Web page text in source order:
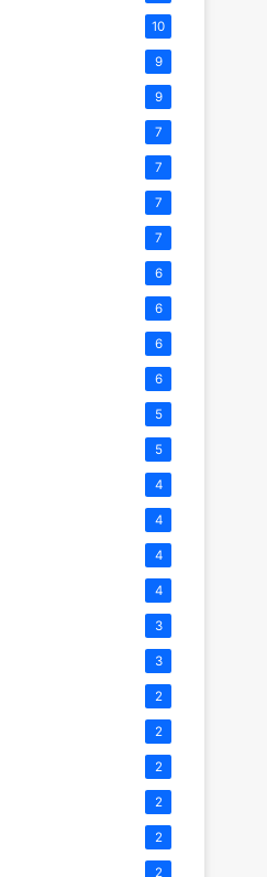
10
9
9
7
7
7
7
6
6
6
6
5
5
4
4
4
4
3
3
2
2
2
2
2
2